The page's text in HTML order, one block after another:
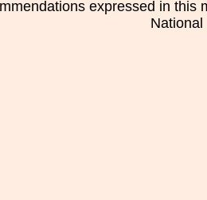
expressed in this